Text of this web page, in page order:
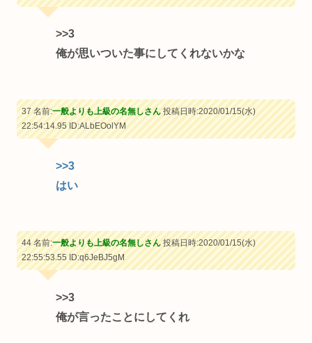
>>3
俺が思いついた事にしてくれないかな
37 名前:一般よりも上級の名無しさん投稿日時:2020/01/15(水)
22:54:14.95ID:ALbEOolYM
>>3
はい
44 名前:一般よりも上級の名無しさん投稿日時:2020/01/15(水)
22:55:53.55ID:q6JeBJ5gM
>>3
俺が言ったことにしてくれ